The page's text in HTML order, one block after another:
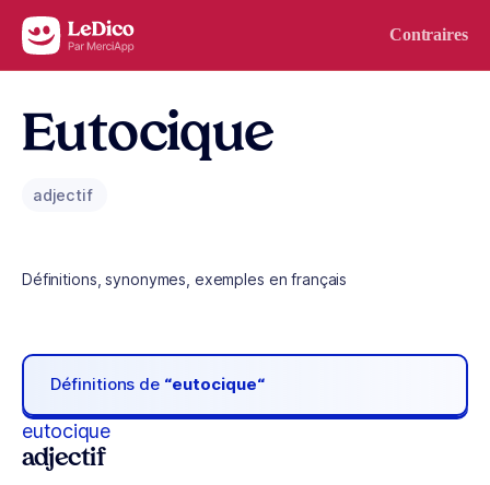
Aller au contenu Contraires
Eutocique
adjectif
Définitions, synonymes, exemples en français
Définitions de “eutocique“
eutocique
adjectif